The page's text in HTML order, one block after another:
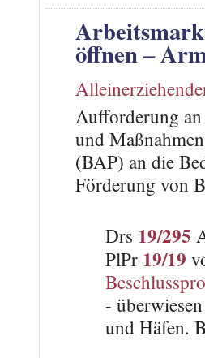
öffnen –
Aufforderung an
und
(BAP) an die
Förderung von
Drs 19/295
PlPr 19/19
-
und Häfen.